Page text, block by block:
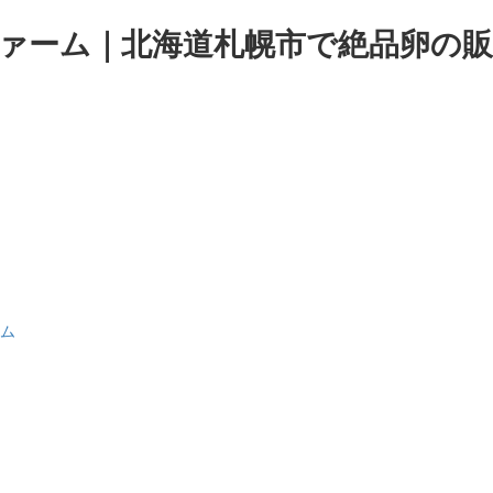
ーム｜北海道札幌市で絶品卵の